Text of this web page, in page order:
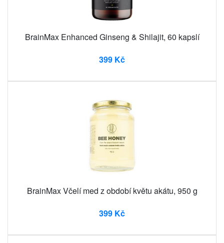
BrainMax Enhanced Ginseng & Shilajit, 60 kapslí
399 Kč
BrainMax Včelí med z období květu akátu, 950 g
399 Kč